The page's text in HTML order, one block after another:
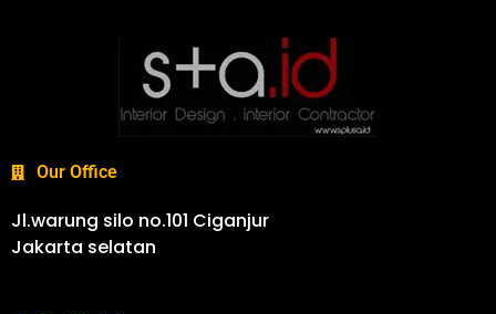
Our Office
Jl.warung silo no.101 Ciganjur
Jakarta selatan